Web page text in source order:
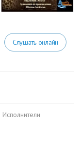
Слушать онлайн
Исполнители